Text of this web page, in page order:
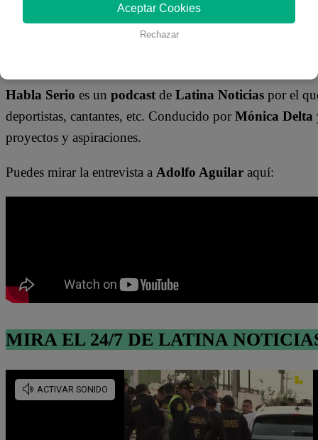
siniestro representa uno de lospeores accidentes
Habla Serio es un podcast de Latina Noticias por el
deportistas, cantantes, etc. Conducido por Mónica Delta
proyectos y aspiraciones.
Puedes mirar la entrevista a Adolfo Aguilar aquí:
MIRA EL 24/7 DE LATINA
Aceptar Cookies
Rechazar